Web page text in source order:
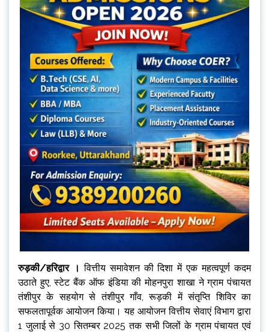
रुड़की/हरिद्वार । वित्तीय समावेशन की दिशा में एक महत्वपूर्ण कदम
उठाते हुए, स्टेट बैंक ऑफ इंडिया की मोहनपुरा शाखा ने ग्राम पंचायत
तंशीपुर के सहयोग से तंशीपुर गाँव, रूड़की में संतृप्ति शिविर का
सफलतापूर्वक आयोजन किया। यह आयोजन वित्तीय सेवाएं विभाग द्वारा
1 जुलाई से 30 सितम्बर 2025 तक सभी जिलों के ग्राम पंचायत एवं